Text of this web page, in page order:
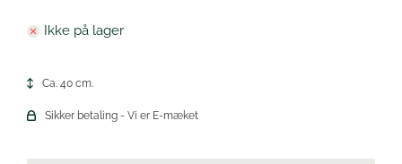
Ikke på lager
Ca. 40 cm.
Sikker betaling - Vi er E-mæket